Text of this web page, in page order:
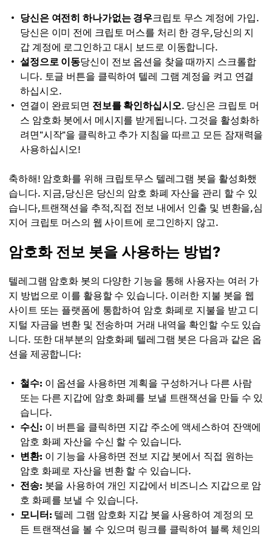
당신은 여전히 하나가없는 경우크립토 무스 계정에 가입.
당신은 이미 전에 크립토 머스를 처리 한 경우,당신의 지
갑 계정에 로그인하고 대시 보드로 이동합니다.
설정으로 이동당신이 전보 옵션을 찾을 때까지 스크롤합
니다. 토글 버튼을 클릭하여 텔레 그램 계정을 켜고 연결
하십시오.
연결이 완료되면 전보를 확인하십시오. 당신은 크립토 머
스 암호화 봇에서 메시지를 받게됩니다. 그것을 활성화하
려면"시작"을 클릭하고 추가 지침을 따르고 모든 잠재력을
사용하십시오!
축하해! 암호화를 위해 크립토무스 텔레그램 봇을 활성화했
습니다. 지금,당신은 당신의 암호 화폐 자산을 관리 할 수 있
습니다,트랜잭션을 추적,직접 전보 내에서 인출 및 변환을,심
지어 크립토 머스의 웹 사이트에 로그인하지 않고.
암호화 전보 봇을 사용하는 방법?
텔레그램 암호화 봇의 다양한 기능을 통해 사용자는 여러 가
지 방법으로 이를 활용할 수 있습니다. 이러한 지불 봇을 웹
사이트 또는 플랫폼에 통합하여 암호 화폐로 지불을 받고 디
지털 자금을 변환 및 전송하며 거래 내역을 확인할 수도 있습
니다. 또한 대부분의 암호화폐 텔레그램 봇은 다음과 같은 옵
션을 제공합니다:
철수: 이 옵션을 사용하면 계획을 구성하거나 다른 사람
또는 다른 지갑에 암호 화폐를 보낼 트랜잭션을 만들 수 있
습니다.
수신: 이 버튼을 클릭하면 지갑 주소에 액세스하여 잔액에
암호 화폐 자산을 수신 할 수 있습니다.
변환: 이 기능을 사용하면 전보 지갑 봇에서 직접 원하는
암호 화폐로 자산을 변환 할 수 있습니다.
전송: 봇을 사용하여 개인 지갑에서 비즈니스 지갑으로 암
호 화폐를 보낼 수 있습니다.
모니터: 텔레 그램 암호화 지갑 봇을 사용하여 계정의 모
든 트랜잭션을 볼 수 있으며 링크를 클릭하여 블록 체인의